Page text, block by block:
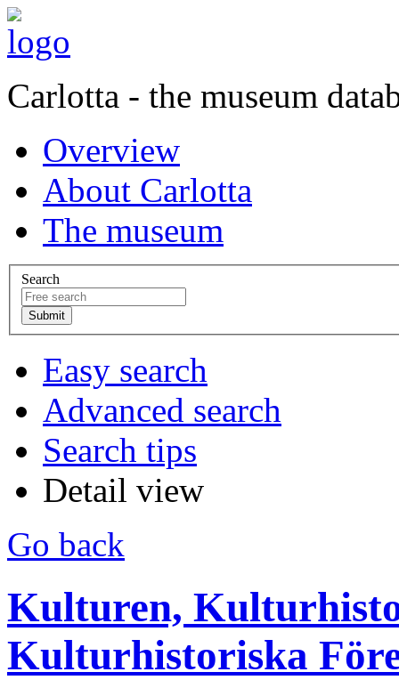
Carlotta - the museum
Overview
About Carlotta
The museum
Search
Easy search
Advanced search
Search tips
Detail view
Go back
Kulturen,
Kulturhistoriska